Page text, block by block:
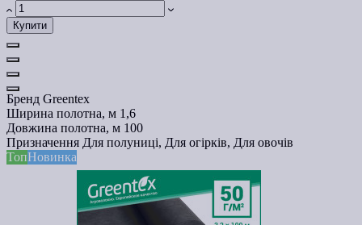
Купити
Бренд Greentex
Ширина полотна, м 1,6
Довжина полотна, м 100
Призначення Для полуниці, Для огірків, Для овочів
ТопНовинка